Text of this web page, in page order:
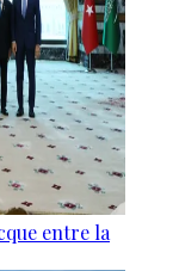
entre la